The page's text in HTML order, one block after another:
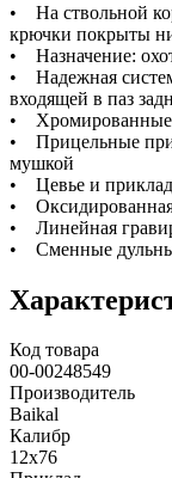
• На ствольной
крючки покрыты
• Назначение:
• Надежная
входящей в паз
• Хромированные
• Прицельные
мушкой
• Цевье и приклад
• Оксидированная
• Линейная
• Сменные
Код товара
00-00248549
Производитель
Baikal
Калибр
12х76